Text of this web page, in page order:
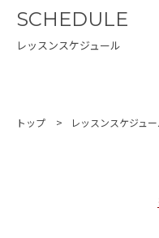
SCHEDULE
レッスンスケジュール
トップ レッスンスケジュ